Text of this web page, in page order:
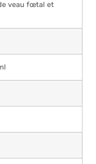
veau fœtal et